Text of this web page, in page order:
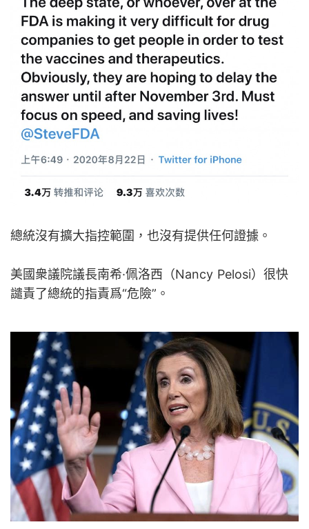
總統沒有擴大指控範圍，也沒有提供任何證據。
美國衆議院議長南希·佩洛西（Nancy Pelosi）很快
譴責了總統的指責爲“危險”。